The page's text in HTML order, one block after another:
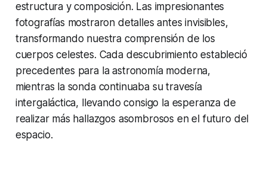
estructura y composición. Las impresionantes
fotografías mostraron detalles antes invisibles,
transformando nuestra comprensión de los
cuerpos celestes. Cada descubrimiento estableció
precedentes para la astronomía moderna,
mientras la sonda continuaba su travesía
intergaláctica, llevando consigo la esperanza de
realizar más hallazgos asombrosos en el futuro del
espacio.